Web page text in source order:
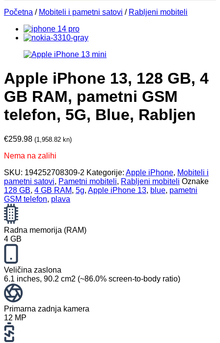
Početna / Mobiteli i pametni satovi / Rabljeni mobiteli
Apple iPhone 13, 128 GB, 4
GB RAM, pametni GSM
telefon, 5G, Blue, Rabljen
€259.98 (1,958.82 kn)
Nema na zalihi
SKU: 194252708309-2 Kategorije: Apple iPhone, Mobiteli i
pametni satovi, Pametni mobiteli, Rabljeni mobiteli Oznake
128 GB, 4 GB RAM, 5g, Apple iPhone 13, blue, pametni
GSM telefon, plava
Radna memorija (RAM)
4 GB
Veličina zaslona
6.1 inches, 90.2 cm2 (~86.0% screen-to-body ratio)
Primarna zadnja kamera
12 MP